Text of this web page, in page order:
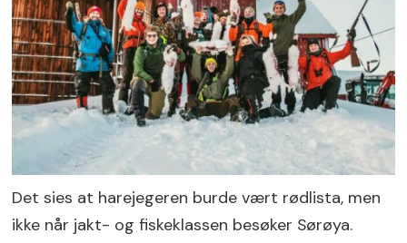
Det sies at harejegeren burde vært rødlista, men
ikke når jakt- og fiskeklassen besøker Sørøya.